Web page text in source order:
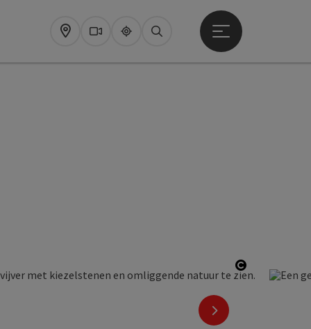
Map WebcamsUpperguide
Zoeken
Startmenu openen
Start
nächstes Element